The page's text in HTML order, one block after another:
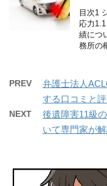
目次1
応力
績につ
務所の
PREV
弁護士法人
する口コミと評
NEXT
後遺障害11級
いて専門家が